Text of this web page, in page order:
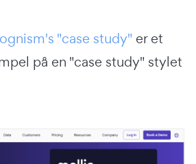
"case study" er et
på en "case study" stylet